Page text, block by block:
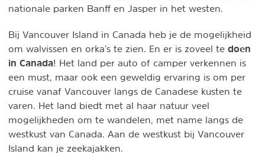
nationale parken Banff en Jasper in het westen.
Bij Vancouver Island in Canada heb je de mogelijkheid
om walvissen en orka’s te zien. En er is zoveel te doen
in Canada! Het land per auto of camper verkennen is
een must, maar ook een geweldig ervaring is om per
cruise vanaf Vancouver langs de Canadese kusten te
varen. Het land biedt met al haar natuur veel
mogelijkheden om te wandelen, met name langs de
westkust van Canada. Aan de westkust bij Vancouver
Island kan je zeekajakken.